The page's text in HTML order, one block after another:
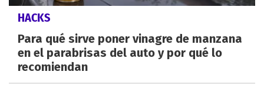
HACKS
Para qué sirve poner vinagre de manzana
en el parabrisas del auto y por qué lo
recomiendan